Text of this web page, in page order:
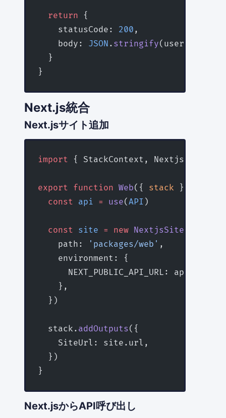
  return
{
    statusCode:
200 ,
    body:
JSON . stringify(users),
  }
}
Next.js統合
Next.jsサイト追加
import { StackContext, NextjsSite }
export function Web({ stack }
  const
api = use(API )
  const
site = new NextjsSite
    path:
'packages/web' ,
    environment: {
      NEXT_PUBLIC_API_URL: api.url,
    },
  })
  stack.
addOutputs({
    SiteUrl: site.url,
  })
}
Next.jsからAPI呼び出し